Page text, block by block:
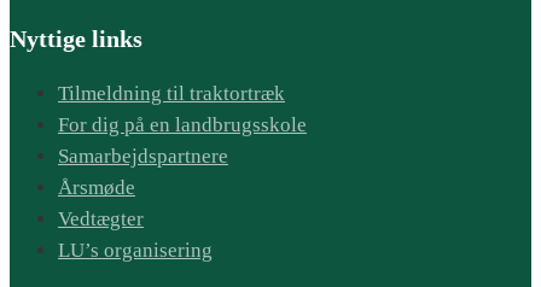
Nyttige links
Tilmeldning til traktortræk
For dig på en landbrugsskole
Samarbejdspartnere
Årsmøde
Vedtægter
LU’s organisering